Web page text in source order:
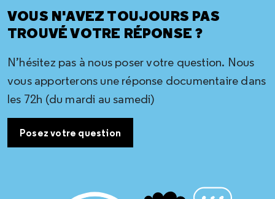
VOUS N'AVEZ TOUJOURS PAS
TROUVÉ VOTRE RÉPONSE ?
N’hésitez pas à nous poser votre question. Nous
vous apporterons une réponse documentaire dans
les 72h (du mardi au samedi)
Posez votre question